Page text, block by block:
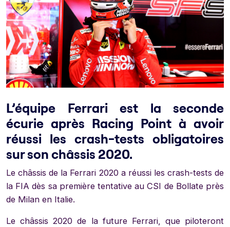
L’équipe Ferrari est la seconde
écurie après Racing Point à avoir
réussi les crash-tests obligatoires
sur son châssis 2020.
Le châssis de la Ferrari 2020 a réussi les crash-tests de
la FIA dès sa première tentative au CSI de Bollate près
de Milan en Italie.
Le châssis 2020 de la future Ferrari, que piloteront